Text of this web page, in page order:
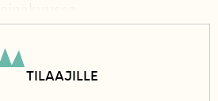
ja Linnut
Milloin linnut
TILAAJILLE